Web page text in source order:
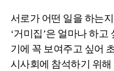
서로가 어떤 일을 하는
‘거미집’은 얼마나 하
기에 꼭 보여주고 싶어
시사회에 참석하기 위